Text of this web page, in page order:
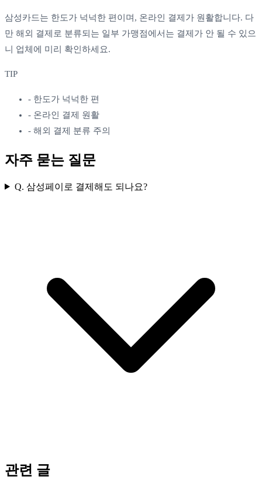
삼성카드는 한도가 넉넉한 편이며, 온라인 결제가 원활합니다. 다
만 해외 결제로 분류되는 일부 가맹점에서는 결제가 안 될 수 있으
니 업체에 미리 확인하세요.
TIP
- 한도가 넉넉한 편
- 온라인 결제 원활
- 해외 결제 분류 주의
자주 묻는 질문
Q. 삼성페이로 결제해도 되나요?
관련 글